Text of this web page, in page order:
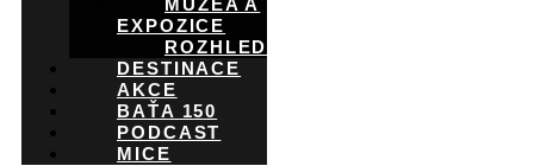
MUZEA A
EXPOZICE
ROZHLEDNY
DESTINACE
AKCE
BAŤA 150
PODCAST
MICE